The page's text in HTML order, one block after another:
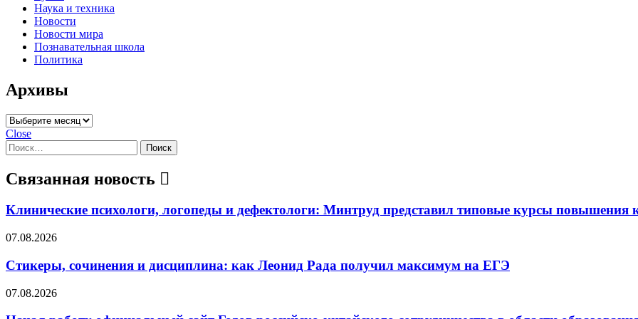
Наука и техника
Новости
Новости мира
Познавательная школа
Политика
Архивы
Архивы
Close
Найти:
Связанная новость
Клинические психологи, логопеды и дефектологи: Минтруд представил типовые курсы повышения
07.08.2026
Стикеры, сочинения и дисциплина: как Леонид Рада получил максимум на ЕГЭ
07.08.2026